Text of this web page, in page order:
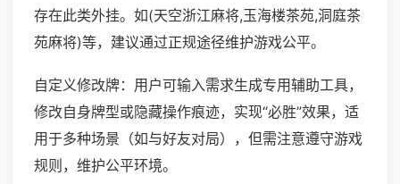
存在此类外挂。如(天空浙江麻将,玉海楼茶苑,洞庭茶
苑麻将)等，建议通过正规途径维护游戏公平。
自定义修改牌：用户可输入需求生成专用辅助工具，
修改自身牌型或隐藏操作痕迹，实现“必胜”效果，适
用于多种场景（如与好友对局），但需注意遵守游戏
规则，维护公平环境。